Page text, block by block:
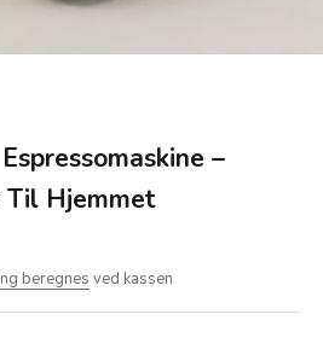
–
Til Hjemmet
beregnes ved kassen